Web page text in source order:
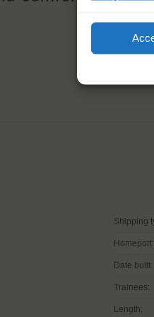
Shipping
Homeport:
Date built:
Trainees:
Length: